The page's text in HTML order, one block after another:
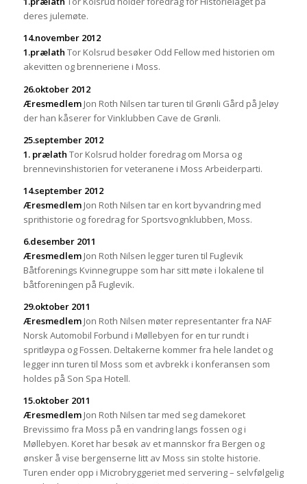
deres julemøte.
14.november 2012
1.prælath Tor Kolsrud besøker Odd Fellow med historien om
akevitten og brenneriene i Moss.
26.oktober 2012
Æresmedlem Jon Roth Nilsen tar turen til Grønli Gård på Jeløy
der han kåserer for Vinklubben Cave de Grønli.
25.september 2012
1. prælath Tor Kolsrud holder foredrag om Morsa og
brennevinshistorien for veteranene i Moss Arbeiderparti.
14.september 2012
Æresmedlem Jon Roth Nilsen tar en kort byvandring med
sprithistorie og foredrag for Sportsvognklubben, Moss.
6.desember 2011
Æresmedlem Jon Roth Nilsen legger turen til Fuglevik
Båtforenings Kvinnegruppe som har sitt møte i lokalene til
båtforeningen på Fuglevik.
29.oktober 2011
Æresmedlem Jon Roth Nilsen møter representanter fra NAF
Norsk Automobil Forbund i Møllebyen for en tur rundt i
spritløypa og Fossen. Deltakerne kommer fra hele landet og
legger inn turen til Moss som et avbrekk i konferansen som
holdes på Son Spa Hotell.
15.oktober 2011
Æresmedlem Jon Roth Nilsen tar med seg damekoret
Brevissimo fra Moss på en vandring langs fossen og i
Møllebyen. Koret har besøk av et mannskor fra Bergen og
ønsker å vise bergenserne litt av Moss sin stolte historie.
Turen ender opp i Microbryggeriet med servering – selvfølgelig